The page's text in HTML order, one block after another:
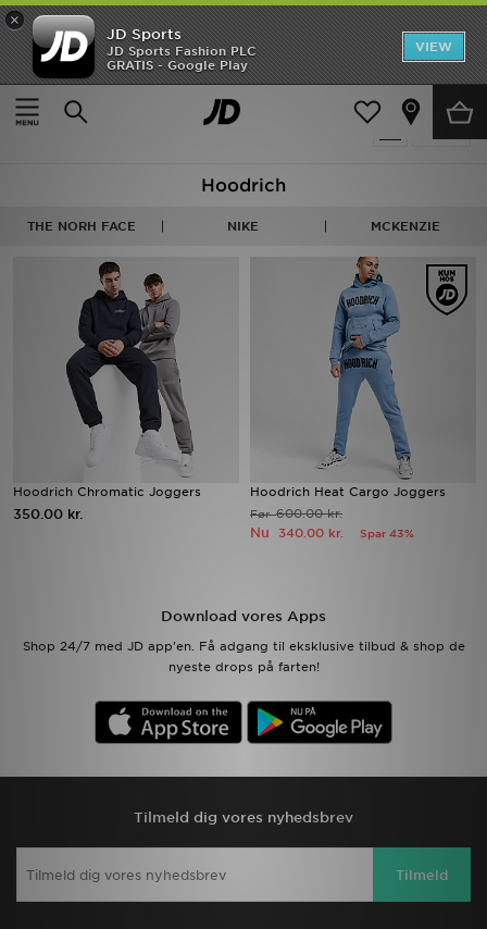
×
JD Sports
JD Sports Fashion PLC
GRATIS - Google Play
VIEW
Hjem
Herrer
2 Produkter fundet
Hoodrich
THE NORH FACE NIKE MCKENZIE
Hoodrich Chromatic Joggers
350.00 kr.
Hoodrich Heat Cargo Joggers
Før600.00 kr.
Nu 340.00 kr. Spar 43%
Download vores Apps
Shop 24/7 med JD app'en. Få adgang til eksklusive tilbud & shop de
nyeste drops på farten!
Tilmeld dig vores nyhedsbrev
Tilmeld
Hjem
Udsalg
Damer
Bestsellers
Brands
Sport